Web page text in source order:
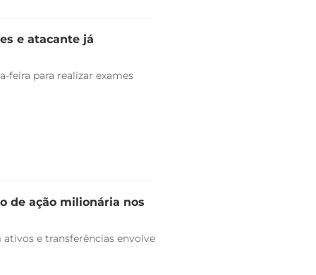
e atacante já
feira para realizar exames
de ação milionária nos
e transferências envolve